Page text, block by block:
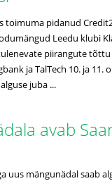
toimuma pidanud
Leedu klubi
piirangute tõttu
ja TalTech 10. ja
juba ...
avab
uus mängunädal saab